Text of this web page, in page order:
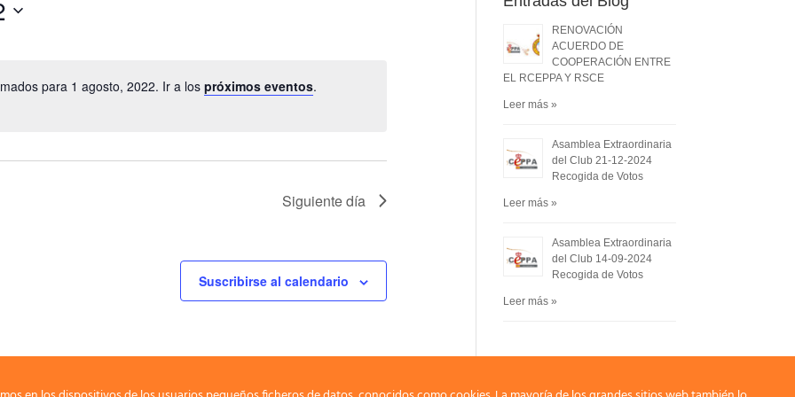
para 1 agosto, 2022. Ir a lospróximos eventos.
Siguiente día
Suscribirse al calendario
RENOVACIÓN
ACUERDO DE
COOPERACIÓN ENTRE
EL RCEPPA Y RSCE
Leer más »
Asamblea Extraordinaria
del Club 21-12-2024
Recogida de Votos
Leer más »
Asamblea Extraordinaria
del Club 14-09-2024
Recogida de Votos
Leer más »